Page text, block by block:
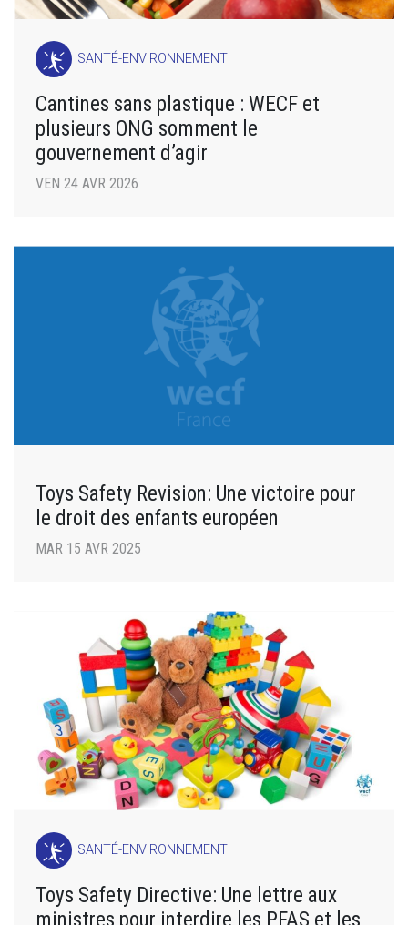
SANTÉ-ENVIRONNEMENT
Cantines sans plastique : WECF et
plusieurs ONG somment le
gouvernement d’agir
VEN 24 AVR 2026
Toys Safety Revision: Une victoire pour
le droit des enfants européen
MAR 15 AVR 2025
SANTÉ-ENVIRONNEMENT
Toys Safety Directive: Une lettre aux
ministres pour interdire les PFAS et les